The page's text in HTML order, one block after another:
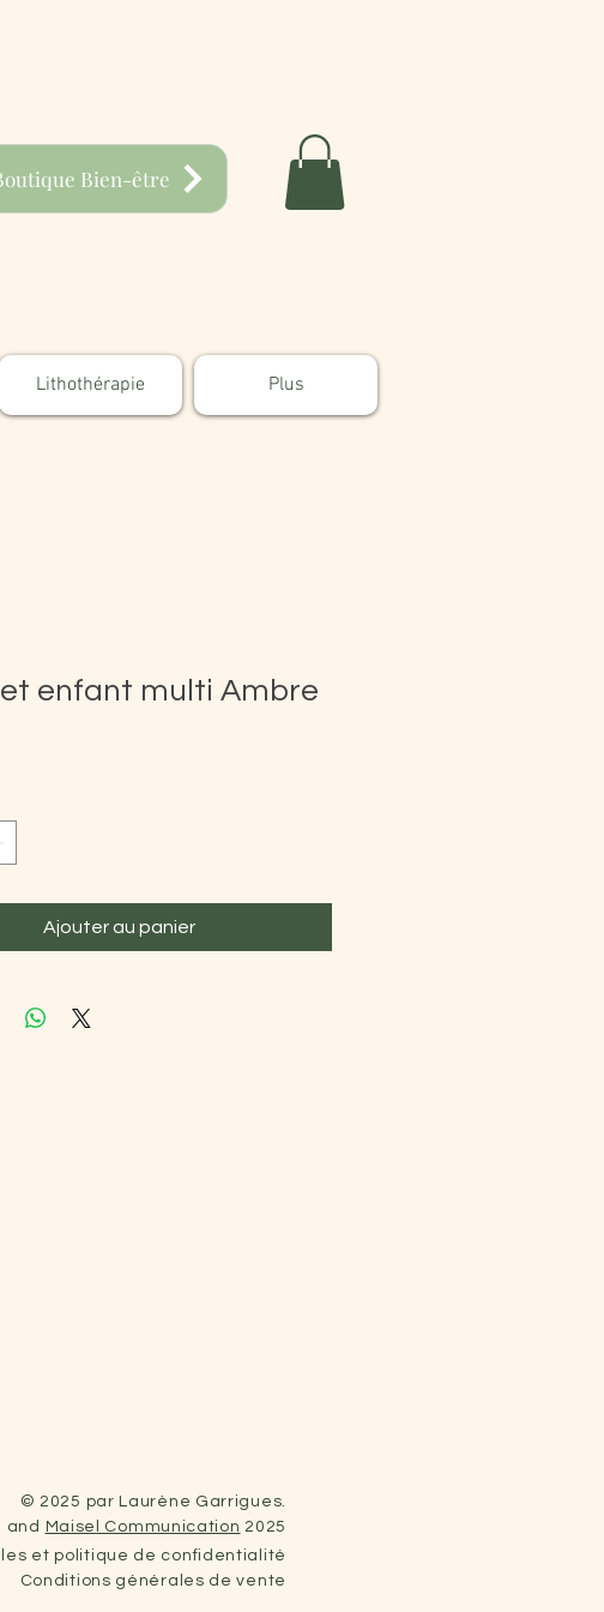
Bien-être
Lithothérapie Plus
enfant multi Ambre
Ajouter au panier
© 2025 par Laurène Garrigues.
and
Maisel Communication 2025
et politique de confidentialité
Conditions générales de vente